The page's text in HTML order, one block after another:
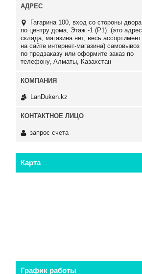
Гагарина 100, вход со стороны двора
по центру дома, Этаж -1 (P1). (это адрес
склада, магазина нет, весь ассортимент
на сайте интернет-магазина) самовывоз
по предзаказу или оформите заказ по
телефону, Алматы, Казахстан
LanDuken.kz
запрос счета
Карта
График работы